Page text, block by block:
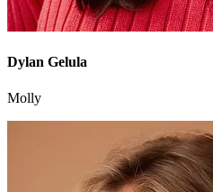
Dylan Gelula
Molly